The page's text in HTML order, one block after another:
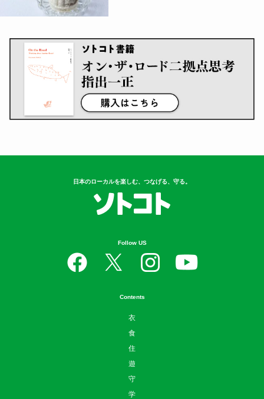
日本のローカルを楽しむ、つなげる、守る。
Follow US
Contents
衣
食
住
遊
守
学